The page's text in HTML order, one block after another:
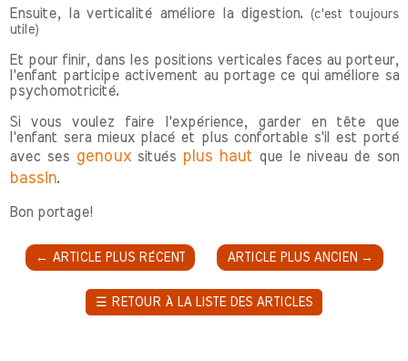
Ensuite, la verticalité améliore la digestion.
(c'est toujours
utile)
Et pour finir, dans les positions verticales faces au porteur,
l'enfant participe activement au portage ce qui améliore sa
psychomotricité.
Si vous voulez faire l'expérience, garder en tête que
l'enfant sera mieux placé et plus confortable s'il est porté
avec ses genouxsitués plus haut que le niveau de son
bassin.
Bon portage!
← ARTICLE PLUS RÉCENT ARTICLE PLUS ANCIEN →
☰ RETOUR À LA LISTE DES ARTICLES